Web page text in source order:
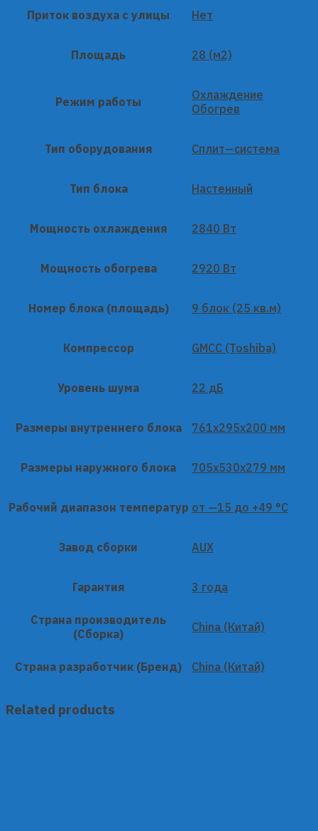
Приток воздуха с улицы Нет
Площадь 28 (м2)
Режим работы
Охлаждение
Обогрев
Тип оборудования Сплит—система
Тип блока Настенный
Мощность охлаждения 2840 Вт
Мощность обогрева 2920 Вт
Номер блока (площадь) 9 блок (25 кв.м)
Компрессор GMCC (Toshiba)
Уровень шума 22 дБ
Размеры внутреннего блока 761x295x200 мм
Размеры наружного блока 705x530x279 мм
Рабочий диапазон температур от —15 до +49 °C
Завод сборки AUX
Гарантия 3 года
Страна производитель
(Сборка)
China (Китай)
Страна разработчик (Бренд) China (Китай)
Related products